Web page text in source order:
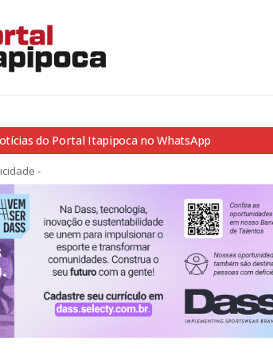
do Portal Itapipoca no WhatsApp
-